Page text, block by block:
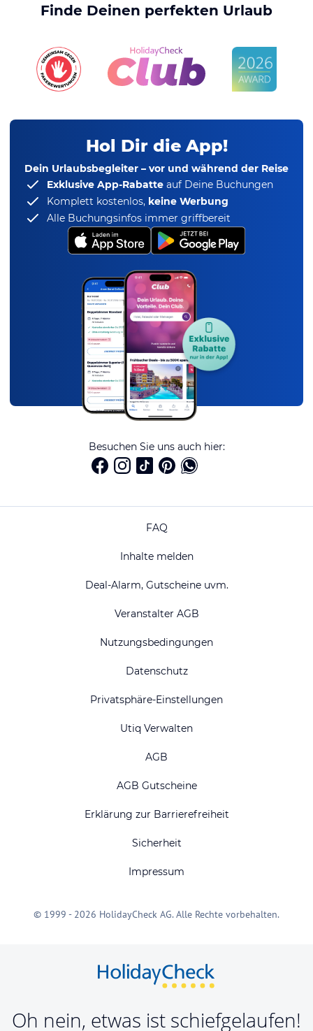
Finde Deinen perfekten Urlaub
Hol Dir die App!
Dein Urlaubsbegleiter – vor und während der Reise
Exklusive App-Rabatte auf Deine Buchungen
Komplett kostenlos, keine Werbung
Alle Buchungsinfos immer griffbereit
Besuchen Sie uns auch hier:
FAQ
Inhalte melden
Deal-Alarm, Gutscheine uvm.
Veranstalter AGB
Nutzungsbedingungen
Datenschutz
Privatsphäre-Einstellungen
Utiq Verwalten
AGB
AGB Gutscheine
Erklärung zur Barrierefreiheit
Sicherheit
Impressum
© 1999 - 2026 HolidayCheck AG. Alle Rechte vorbehalten.
Oh nein, etwas ist schiefgelaufen!